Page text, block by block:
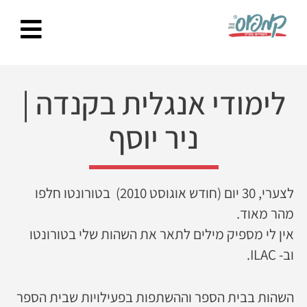
content
לימודי אנגלית בקנדה |
ניר יוסף
לצערי, 30 יום (חודש אוגוסט 2010) בטורונטו חלפו
מהר מאוד.
אין לי מספיק מילים לתאר את השהות שלי בטורונטו
וב- ILAC.
השהות בבית הספר וההשתפות בפעילויות שבית הספר